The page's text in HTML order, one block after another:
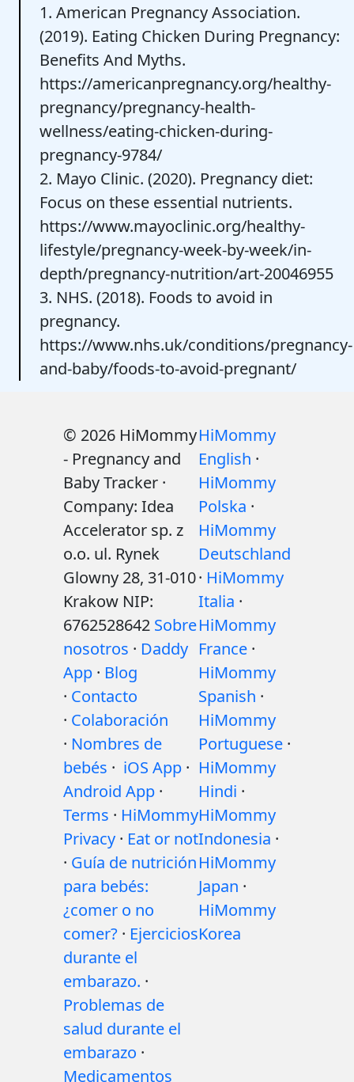
1. American Pregnancy Association.
(2019). Eating Chicken During Pregnancy:
Benefits And Myths.
https://americanpregnancy.org/healthy-
pregnancy/pregnancy-health-
wellness/eating-chicken-during-
pregnancy-9784/
2. Mayo Clinic. (2020). Pregnancy diet:
Focus on these essential nutrients.
https://www.mayoclinic.org/healthy-
lifestyle/pregnancy-week-by-week/in-
depth/pregnancy-nutrition/art-20046955
3. NHS. (2018). Foods to avoid in
pregnancy.
https://www.nhs.uk/conditions/pregnancy-
and-baby/foods-to-avoid-pregnant/
© 2026 HiMommy
- Pregnancy and
Baby Tracker ·
Company: Idea
Accelerator sp. z
o.o. ul. Rynek
Glowny 28, 31-010
Krakow NIP:
6762528642 Sobre
nosotros · Daddy
App · Blog
· Contacto
· Colaboración
· Nombres de
bebés · iOS App ·
Android App ·
Terms · HiMommy
Privacy · Eat or not
· Guía de nutrición
para bebés:
¿comer o no
comer? · Ejercicios
durante el
embarazo. ·
Problemas de
salud durante el
embarazo ·
Medicamentos
HiMommy
English ·
HiMommy
Polska ·
HiMommy
Deutschland
· HiMommy
Italia ·
HiMommy
France ·
HiMommy
Spanish ·
HiMommy
Portuguese ·
HiMommy
Hindi ·
HiMommy
Indonesia ·
HiMommy
Japan ·
HiMommy
Korea